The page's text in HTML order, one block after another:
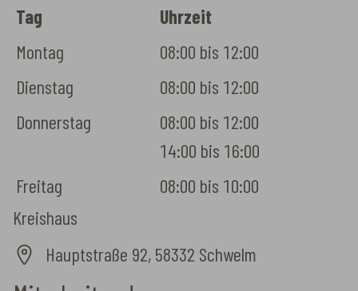
Tag
Uhrzeit
Montag
08:00 bis 12:00
Dienstag
08:00 bis 12:00
Donnerstag
08:00 bis 12:00
14:00 bis 16:00
Freitag
08:00 bis 10:00
Kreishaus
Hauptstraße 92, 58332 Schwelm